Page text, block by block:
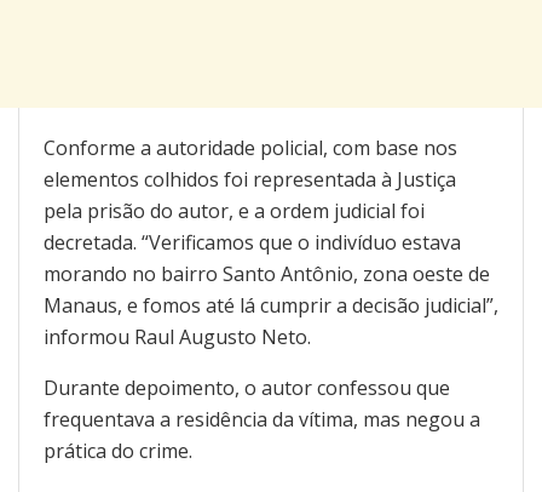
Conforme a autoridade policial, com base nos
elementos colhidos foi representada à Justiça
pela prisão do autor, e a ordem judicial foi
decretada. “Verificamos que o indivíduo estava
morando no bairro Santo Antônio, zona oeste de
Manaus, e fomos até lá cumprir a decisão judicial”,
informou Raul Augusto Neto.
Durante depoimento, o autor confessou que
frequentava a residência da vítima, mas negou a
prática do crime.